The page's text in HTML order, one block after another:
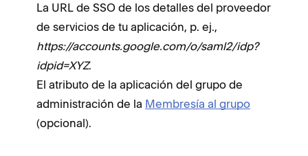
La URL de SSO de los detalles del proveedor
de servicios de tu aplicación, p. ej.,
https://accounts.google.com/o/saml2/idp?
idpid=XYZ.
El atributo de la aplicación del grupo de
administración de la Membresía al grupo
(opcional).